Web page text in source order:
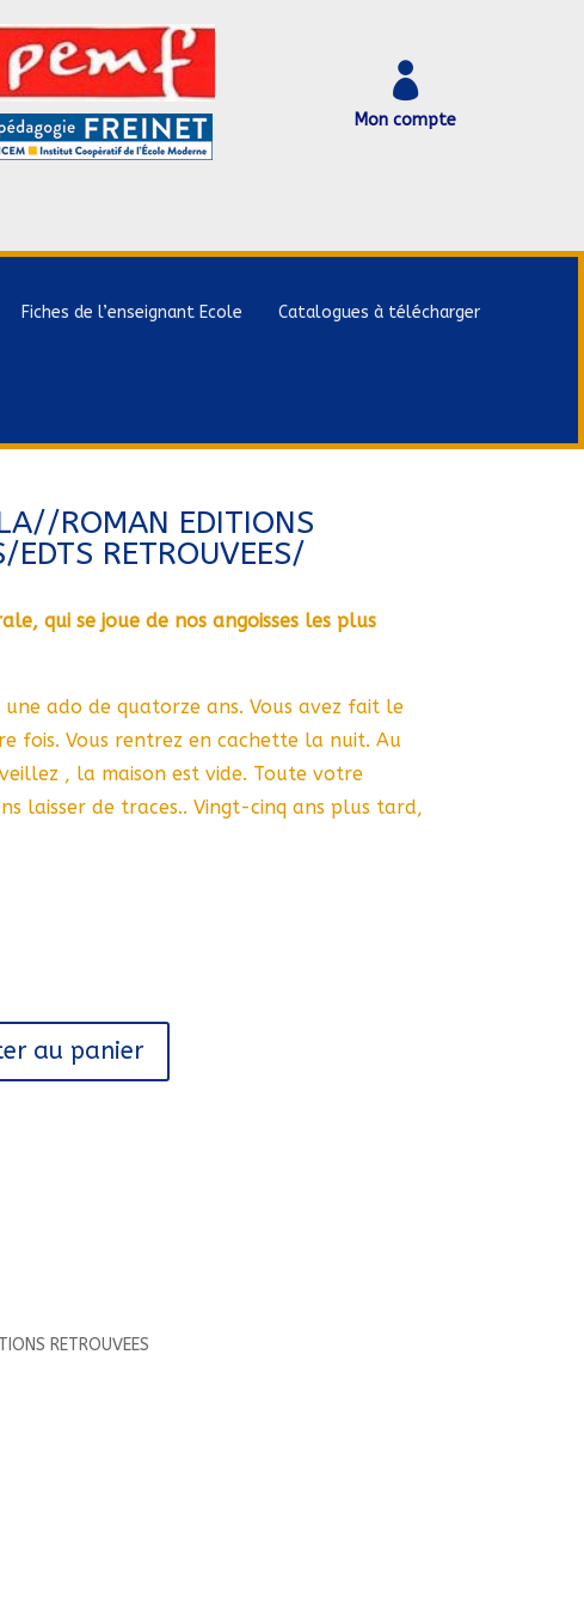

Mon compte
Fiches de l’enseignant Ecole Catalogues à télécharger
ROMAN EDITIONS
EDTS RETROUVEES/
qui se joue de nos angoisses les plus
une ado de quatorze ans. Vous avez fait le
fois. Vous rentrez en cachette la nuit. Au
, la maison est vide. Toute votre
laisser de traces.. Vingt-cinq ans plus tard,
au panier
RETROUVEES